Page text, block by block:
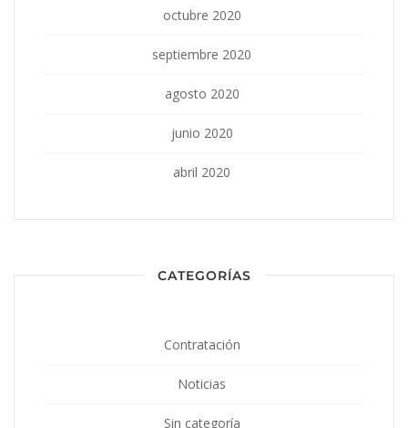
octubre 2020
septiembre 2020
agosto 2020
junio 2020
abril 2020
CATEGORÍAS
Contratación
Noticias
Sin categoría